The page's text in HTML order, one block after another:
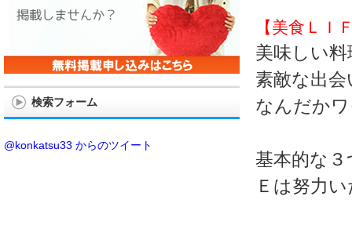
【美食ＬＩ
美味しい料
素敵な出会
なんだか
基本的な
Ｅは努力
検索フォーム
@konkatsu33 からのツイート